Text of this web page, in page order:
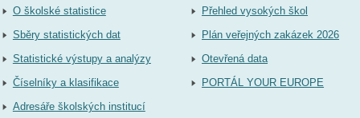
O školské statistice
Sběry statistických dat
Statistické výstupy a analýzy
Číselníky a klasifikace
Adresáře školských institucí
Přehled vysokých škol
Plán veřejných zakázek 2026
Otevřená data
PORTÁL YOUR EUROPE